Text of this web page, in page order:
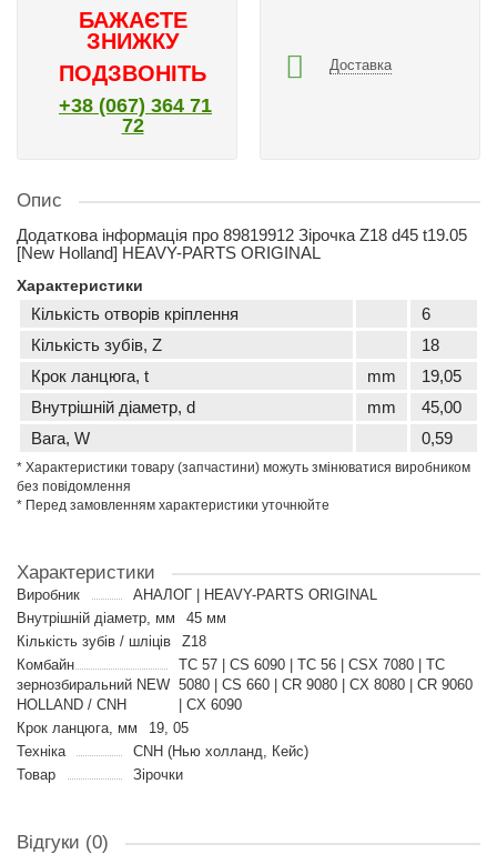
БАЖАЄТЕ
ЗНИЖКУ
ПОДЗВОНІТЬ
+38 (067) 364 71
72
Доставка
Опис
Додаткова інформація про 89819912 Зірочка Z18 d45 t19.05
[New Holland] HEAVY-PARTS ORIGINAL
Характеристики
Кількість отворів кріплення
6
Кількість зубів, Z
18
Крок ланцюга, t
mm
19,05
Внутрішній діаметр, d
mm
45,00
Вага, W
0,59
* Характеристики товару (запчастини) можуть змінюватися виробником
без повідомлення
* Перед замовленням характеристики уточнюйте
Характеристики
Виробник
АНАЛОГ | HEAVY-PARTS ORIGINAL
Внутрішній діаметр, мм
45 мм
Кількість зубів / шліців
Z18
Комбайн
зернозбиральний NEW
HOLLAND / CNH
TC 57 | CS 6090 | TC 56 | CSX 7080 | TC
5080 | CS 660 | CR 9080 | CX 8080 | CR 9060
| CX 6090
Крок ланцюга, мм
19, 05
Техніка
CNH (Нью холланд, Кейс)
Товар
Зірочки
Відгуки (0)